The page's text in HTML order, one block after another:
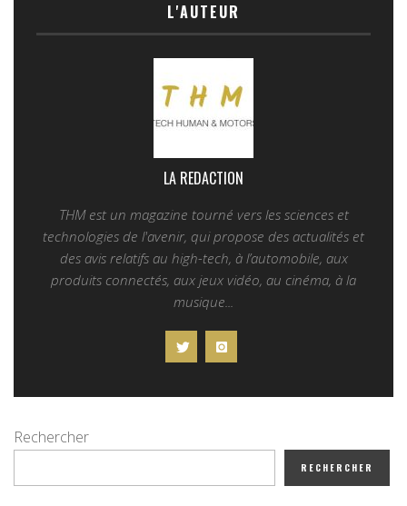
L'AUTEUR
LA REDACTION
THM est un magazine tourné vers les sciences et
technologies de l'avenir, qui propose des actualités et
des avis relatifs au high-tech, à l’automobile, aux
produits connectés, aux jeux vidéo, au cinéma, à la
musique...
Rechercher
RECHERCHER